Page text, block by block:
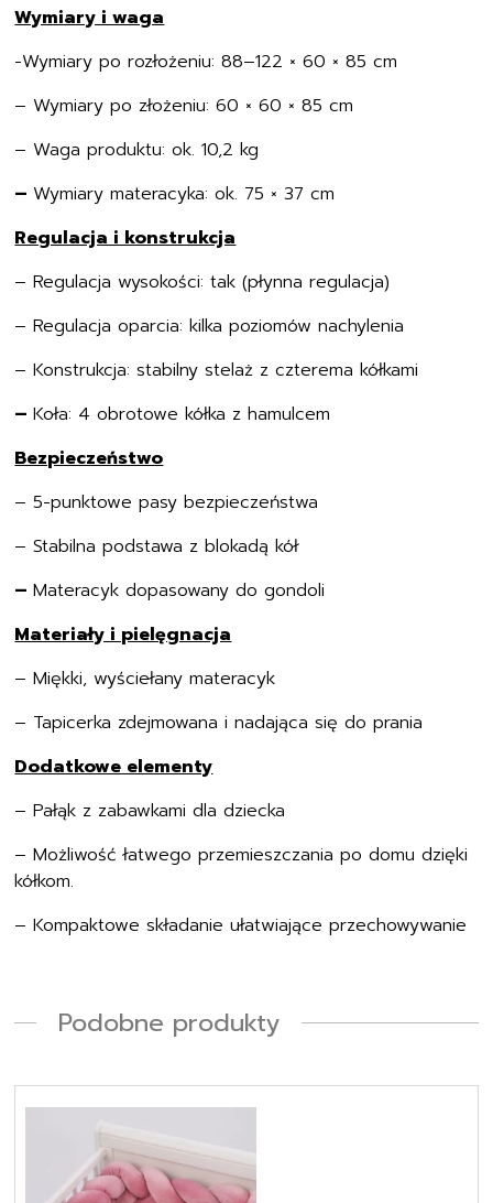
Wymiary i waga
-Wymiary po rozłożeniu: 88–122 × 60 × 85 cm
– Wymiary po złożeniu: 60 × 60 × 85 cm
– Waga produktu: ok. 10,2 kg
– Wymiary materacyka: ok. 75 × 37 cm
Regulacja i konstrukcja
– Regulacja wysokości: tak (płynna regulacja)
– Regulacja oparcia: kilka poziomów nachylenia
– Konstrukcja: stabilny stelaż z czterema kółkami
–Koła: 4 obrotowe kółka z hamulcem
Bezpieczeństwo
– 5-punktowe pasy bezpieczeństwa
– Stabilna podstawa z blokadą kół
–Materacyk dopasowany do gondoli
Materiały i pielęgnacja
– Miękki, wyściełany materacyk
– Tapicerka zdejmowana i nadająca się do prania
Dodatkowe elementy
– Pałąk z zabawkami dla dziecka
– Możliwość łatwego przemieszczania po domu dzięki
kółkom.
– Kompaktowe składanie ułatwiające przechowywanie
Podobne produkty